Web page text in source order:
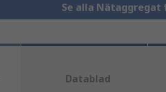
Se alla Nätaggregat
Datablad